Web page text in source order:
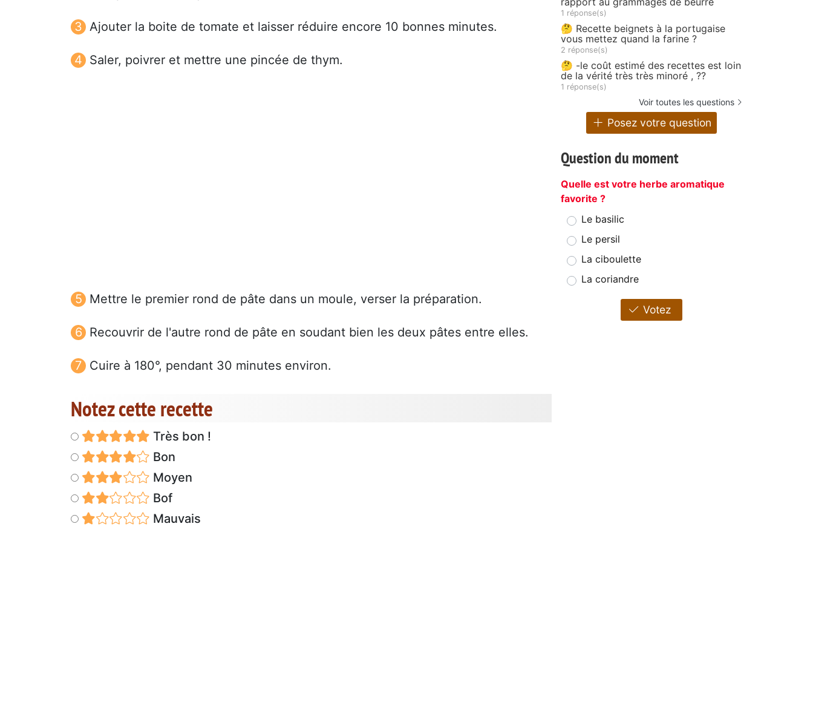
Ajouter la boite de tomate et laisser réduire encore 10 bonnes minutes.
Saler, poivrer et mettre une pincée de thym.
Mettre le premier rond de pâte dans un moule, verser la préparation.
Recouvrir de l'autre rond de pâte en soudant bien les deux pâtes entre elles.
Cuire à 180°, pendant 30 minutes environ.
Notez cette recette
Très bon !
Bon
Moyen
Bof
Mauvais
1 réponse(s)
🤔 Recette beignets à la portugaise
vous mettez quand la farine ?
2 réponse(s)
🤔 -le coût estimé des recettes est loin
de la vérité très très minoré , ??
1 réponse(s)
Voir toutes les questions
Posez votre question
Question du moment
Quelle est votre herbe aromatique
favorite ?
Le basilic
Le persil
La ciboulette
La coriandre
Votez